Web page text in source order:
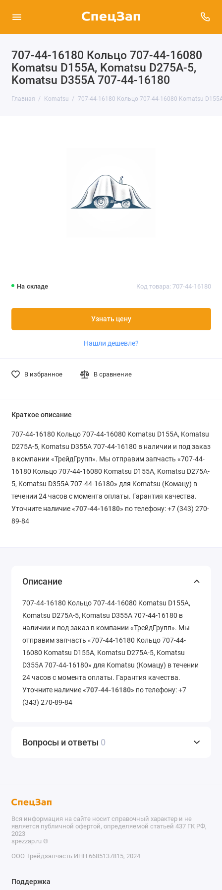
707-44-16180 Кольцо 707-44-16080
Komatsu D155A, Komatsu D275A-5,
Komatsu D355A 707-44-16180
Главная Komatsu 707-44-16180 Кольцо 707-44-16080 Komatsu
На складе Код товара: 707-44-16180
Узнать цену
Нашли дешевле?
В избранное В сравнение
Краткое описание
707-44-16180 Кольцо 707-44-16080 Komatsu D155A, Komatsu
D275A-5, Komatsu D355A 707-44-16180 в наличии и под заказ
в компании «ТрейдГрупп». Мы отправим запчасть «707-44-
16180 Кольцо 707-44-16080 Komatsu D155A, Komatsu D275A-
5, Komatsu D355A 707-44-16180» для Komatsu (Комацу) в
течении 24 часов с момента оплаты. Гарантия качества.
Уточните наличие «707-44-16180» по телефону: +7 (343) 270-
89-84
Описание
707-44-16180 Кольцо 707-44-16080 Komatsu D155A,
Komatsu D275A-5, Komatsu D355A 707-44-16180 в
наличии и под заказ в компании «ТрейдГрупп». Мы
отправим запчасть «707-44-16180 Кольцо 707-44-
16080 Komatsu D155A, Komatsu D275A-5, Komatsu
D355A 707-44-16180» для Komatsu (Комацу) в течении
24 часов с момента оплаты. Гарантия качества.
Уточните наличие «707-44-16180» по телефону: +7
(343) 270-89-84
Вопросы и ответы 0
Вся информация на сайте носит справочный характер и не
является публичной офертой, определяемой статьей 437 ГК РФ,
2023
spezzap.ru ©️
ООО Трейдзапчасть ИНН 6685137815, 2024
Поддержка